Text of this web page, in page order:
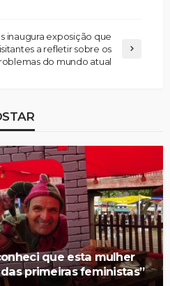
inaugura exposição que
a refletir sobre os
do mundo atual
que esta mulher
primeiras feministas”